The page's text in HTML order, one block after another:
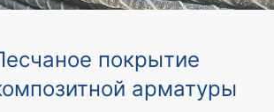
покрытие
арматуры